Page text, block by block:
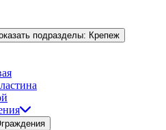
подразделы: Крепеж